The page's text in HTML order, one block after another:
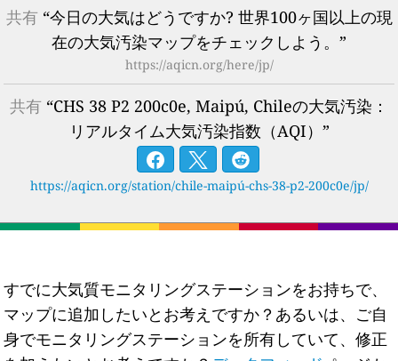
共有“今日の大気はどうですか? 世界100ヶ国以上の現
在の大気汚染マップをチェックしよう。”
https://aqicn.org/here/jp/
共有 “CHS 38 P2 200c0e, Maipú, Chileの大気汚染：
リアルタイム大気汚染指数（AQI）”
https://aqicn.org/station/chile-maipú-chs-38-p2-200c0e/jp/
すでに大気質モニタリングステーションをお持ちで、
マップに追加したいとお考えですか？あるいは、ご自
身でモニタリングステーションを所有していて、修正